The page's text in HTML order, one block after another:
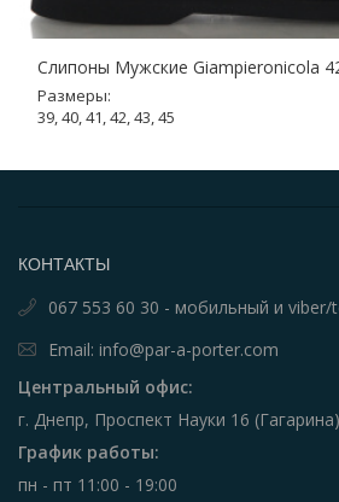
Слипоны Мужские Giampieronicola
Размеры:
39, 40, 41, 42, 43, 45
КОНТАКТЫ
067 553 60 30 - мобильный и viber/
Email: info@par-a-porter.com
Центральный офис:
г. Днепр, Проспект Науки 16 (Гагарина)
График работы:
пн - пт 11:00 - 19:00